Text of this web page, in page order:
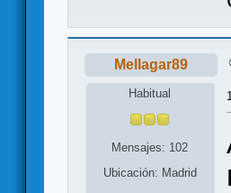
Mellagar89
Habitual
Mensajes: 102
Ubicación: Madrid